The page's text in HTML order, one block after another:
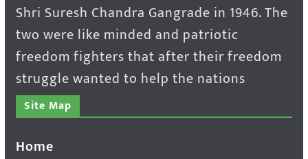
Shri Suresh Chandra Gangrade in 1946. The
two were like minded and patriotic
freedom fighters that after their freedom
struggle wanted to help the nations
Site Map
Home